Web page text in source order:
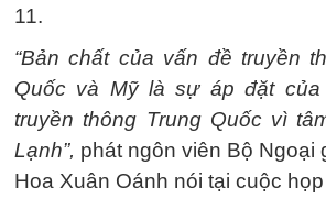
11.
“Bản chất của vấn đề truyền
Quốc và Mỹ là sự áp đặt
truyền thông Trung Quốc vì
Lạnh”, phát ngôn viên Bộ Ngoại
Hoa Xuân Oánh nói tại cuộc